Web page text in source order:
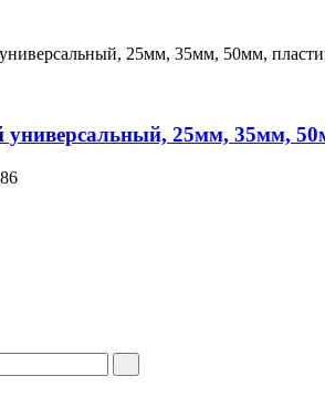
универсальный, 25мм, 35мм,